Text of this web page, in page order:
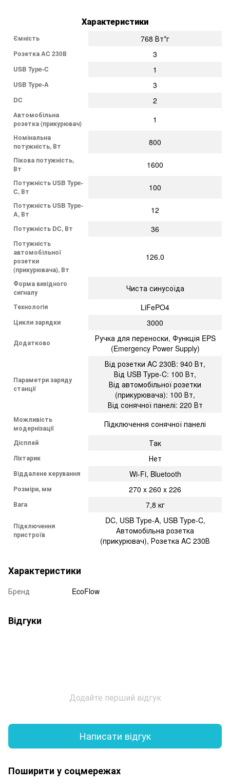
Характеристики
Ємність 768 Вт*г
Розетка AC 230В 3
USB Type-C 1
USB Type-A 3
DC 2
Автомобільна
розетка (прикурювач)
1
Номінальна
потужність, Вт
800
Пікова потужність,
Вт
1600
Потужність USB Type-
C, Вт
100
Потужність USB Type-
A, Вт
12
Потужність DC, Вт 36
Потужність
автомобільної
розетки
(прикурювача), Вт
126.0
Форма вихідного
сигналу
Чиста синусоїда
Технологія LiFePO4
Цикли зарядки 3000
Додатково
Ручка для переноски, Функція EPS
(Emergency Power Supply)
Параметри заряду
станції
Від розетки AC 230В: 940 Вт,
Від USB Type-C: 100 Вт,
Від автомобільної розетки
(прикурювача): 100 Вт,
Від сонячної панелі: 220 Вт
Можливість
модернізації
Підключення сонячної панелі
Дісплей Так
Ліхтарик Нет
Віддалене керування Wi-Fi, Bluetooth
Розміри, мм 270 x 260 x 226
Вага 7,8 кг
Підключення
пристроїв
DC, USB Type-A, USB Type-C,
Автомобільна розетка
(прикурювач), Розетка AC 230В
Характеристики
Бренд EcoFlow
Відгуки
Додайте перший відгук
Написати відгук
Поширити у соцмережах